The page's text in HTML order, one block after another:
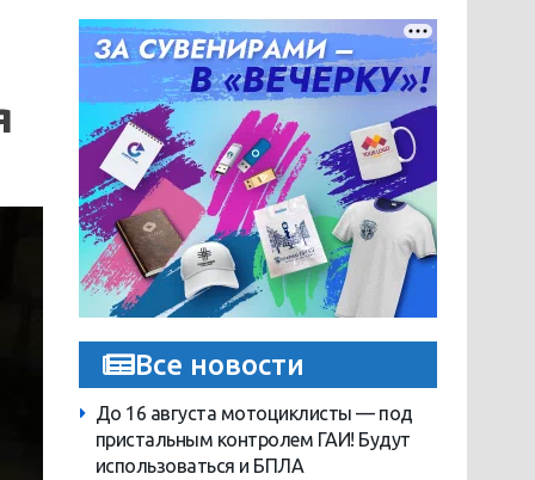
Все новости
До 16 августа мотоциклисты — под
пристальным контролем ГАИ! Будут
использоваться и БПЛА